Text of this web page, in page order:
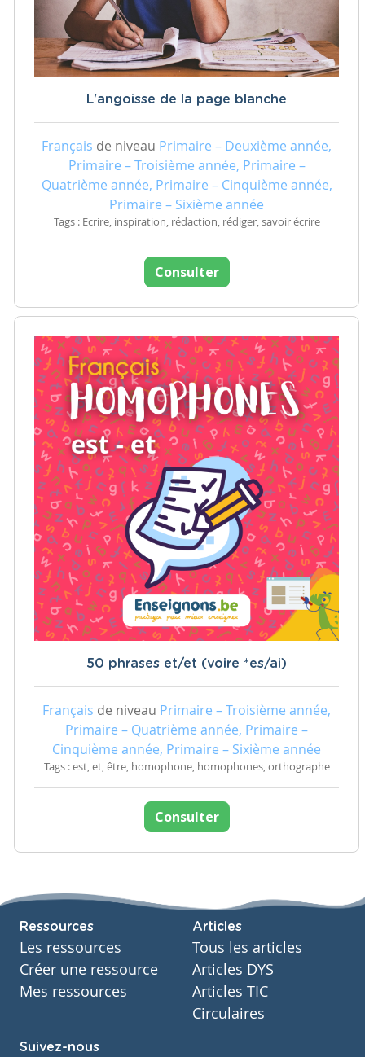
L'angoisse de la page blanche
Français de niveau Primaire – Deuxième année,
Primaire – Troisième année, Primaire –
Quatrième année, Primaire – Cinquième année,
Primaire – Sixième année
Tags : Ecrire, inspiration, rédaction, rédiger, savoir écrire
Consulter
50 phrases et/et (voire *es/ai)
Français de niveau Primaire – Troisième année,
Primaire – Quatrième année, Primaire –
Cinquième année, Primaire – Sixième année
Tags : est, et, être, homophone, homophones, orthographe
Consulter
Ressources
Les ressources
Créer une ressource
Mes ressources
Articles
Tous les articles
Articles DYS
Articles TIC
Circulaires
Suivez-nous